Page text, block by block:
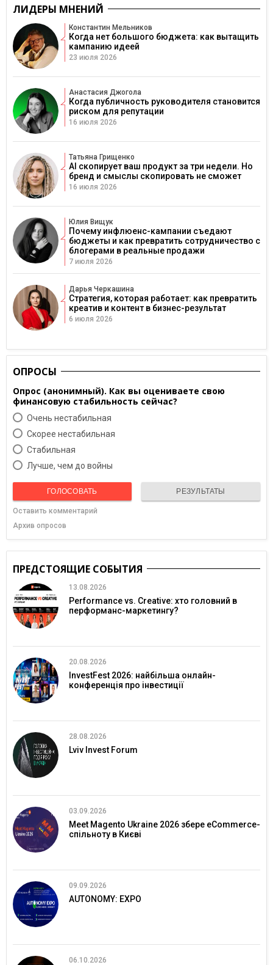
ЛИДЕРЫ МНЕНИЙ
Константин Мельников
Когда нет большого бюджета: как вытащить
кампанию идеей
23 июля 2026
Анастасия Джогола
Когда публичность руководителя становится
риском для репутации
16 июля 2026
Татьяна Грищенко
AI скопирует ваш продукт за три недели. Но
бренд и смыслы скопировать не сможет
16 июля 2026
Юлия Вищук
Почему инфлюенс-кампании съедают
бюджеты и как превратить сотрудничество с
блогерами в реальные продажи
7 июля 2026
Дарья Черкашина
Стратегия, которая работает: как превратить
креатив и контент в бизнес-результат
6 июля 2026
ОПРОСЫ
Опрос (анонимный). Как вы оцениваете свою
финансовую стабильность сейчас?
Очень нестабильная
Скорее нестабильная
Cтабильная
Лучше, чем до войны
ГОЛОСОВАТЬ РЕЗУЛЬТАТЫ
Оставить комментарий
Архив опросов
ПРЕДСТОЯЩИЕ СОБЫТИЯ
13.08.2026
Performance vs. Creative: хто головний в
перформанс-маркетингу?
20.08.2026
InvestFest 2026: найбільша онлайн-
конференція про інвестиції
28.08.2026
Lviv Invest Forum
03.09.2026
Meet Magento Ukraine 2026 збере eCommerce-
спільноту в Києві
09.09.2026
AUTONOMY: EXPO
06.10.2026